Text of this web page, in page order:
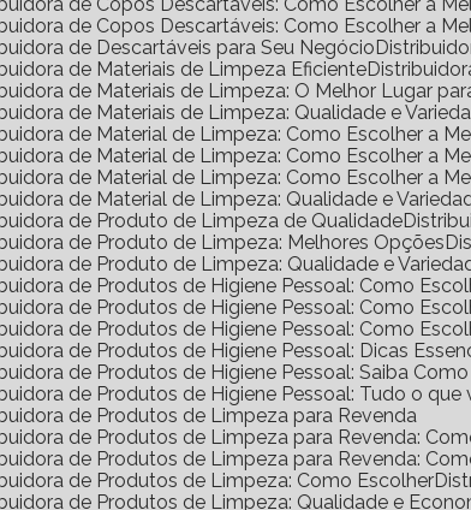
de Copos Descartáveis: Como Escolher a
de Descartáveis para Seu Negócio
de Materiais de Limpeza Eficiente
de Materiais de Limpeza: O Melhor Lugar
de Materiais de Limpeza: Qualidade e
de Material de Limpeza: Como Escolher a
de Material de Limpeza: Como Escolher a
de Material de Limpeza: Como Escolher a
de Material de Limpeza: Qualidade e
de Produto de Limpeza de Qualidade
de Produto de Limpeza: Melhores Opções
de Produto de Limpeza: Qualidade e
de Produtos de Higiene Pessoal: Como
de Produtos de Higiene Pessoal: Como
de Produtos de Higiene Pessoal: Como
de Produtos de Higiene Pessoal: Dicas
de Produtos de Higiene Pessoal: Saiba
de Produtos de Higiene Pessoal: Tudo o
de Produtos de Limpeza para Revenda
de Produtos de Limpeza para Revenda:
de Produtos de Limpeza para Revenda:
de Produtos de Limpeza: Como Escolher
de Produtos de Limpeza: Qualidade e